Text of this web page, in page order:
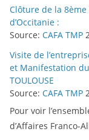
Clôture de la
d’Occitanie :
Source: CAFA TMP
Visite de
et Manifestation
TOULOUSE
Source: CAFA TMP
Pour voir
d’Affaires Franco-